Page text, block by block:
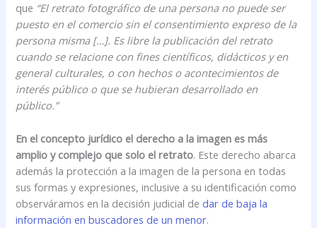
que “El retrato fotográfico de una persona no puede ser
puesto en el comercio sin el consentimiento expreso de la
persona misma […]. Es libre la publicación del retrato
cuando se relacione con fines científicos, didácticos y en
general culturales, o con hechos o acontecimientos de
interés público o que se hubieran desarrollado en
público.”
En el concepto jurídico el derecho a la imagen es más
amplio y complejo que solo el retrato. Este derecho abarca
además la protección a la imagen de la persona en todas
sus formas y expresiones, inclusive a su identificación como
observáramos en la decisión judicial dedar de baja la
información en buscadores de un menor.